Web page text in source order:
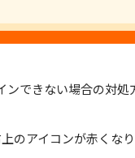
できない場合の対処
のアイコンが赤くなり